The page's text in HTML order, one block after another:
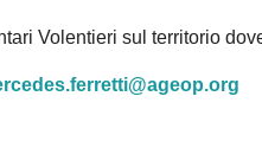
Volentieri sul territorio